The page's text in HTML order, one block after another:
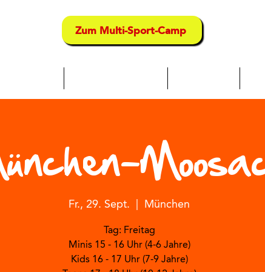
Zum Multi-Sport-Camp
Fr., 29. Sept. München
Tag: Freitag
Minis 15 - 16 Uhr (4-6 Jahre)
Kids 16 - 17 Uhr (7-9 Jahre)